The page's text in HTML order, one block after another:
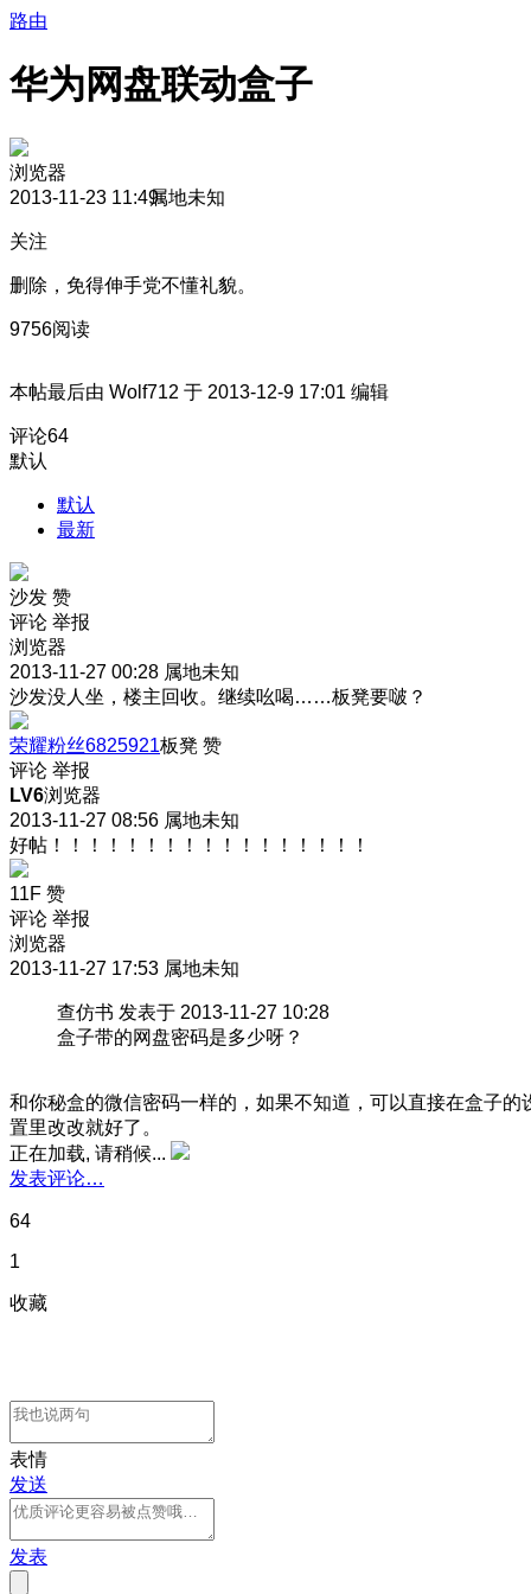
路由
华为网盘联动盒子
浏览器
2013-11-23 11:49属地未知
关注
删除，免得伸手党不懂礼貌。
9756阅读
本帖最后由 Wolf712 于 2013-12-9 17:01 编辑
评论64
默认
默认
最新
沙发 赞
评论 举报
浏览器
2013-11-27 00:28 属地未知
沙发没人坐，楼主回收。继续吆喝……板凳要啵？
荣耀粉丝6825921板凳 赞
评论 举报
LV6浏览器
2013-11-27 08:56 属地未知
好帖！！！！！！！！！！！！！！！！！
11F 赞
评论 举报
浏览器
2013-11-27 17:53 属地未知
查仿书 发表于 2013-11-27 10:28
盒子带的网盘密码是多少呀？
和你秘盒的微信密码一样的，如果不知道，可以直接在盒子的
置里改改就好了。
正在加载, 请稍候...
发表评论…
64
1
收藏
表情
发送
发表